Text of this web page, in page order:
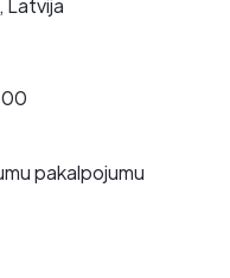
Latvija
pakalpojumu